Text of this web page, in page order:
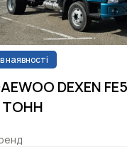
в наявності
DEXEN
ТОНН